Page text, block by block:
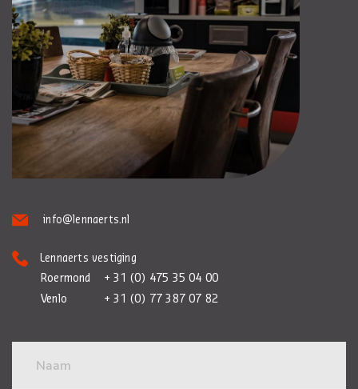
info@lennaerts.nl
Lennaerts vestiging
Roermond
+ 31 (0) 475 35 04 00
Venlo
+ 31 (0) 77 387 07 82